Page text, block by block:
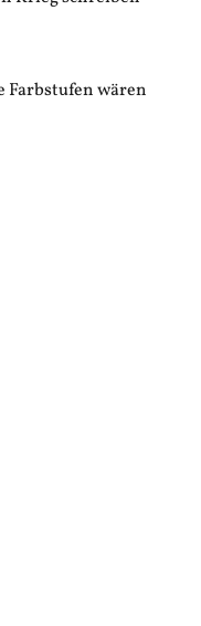
Farbstufen wären